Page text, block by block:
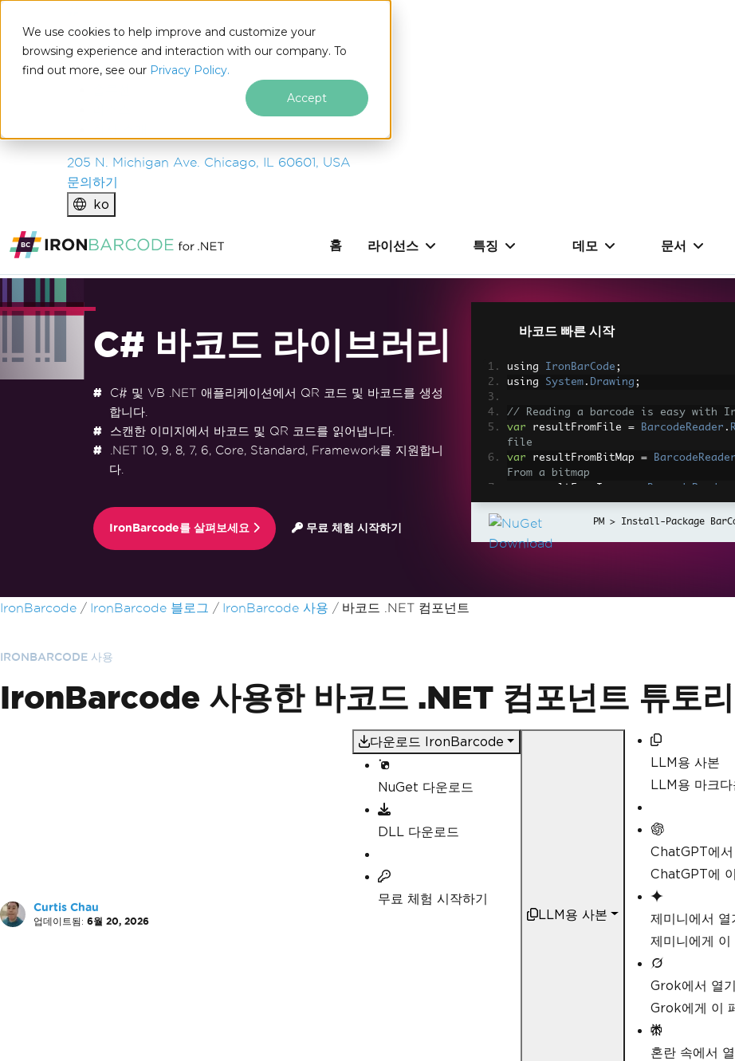
We use cookies to help improve and customize your
browsing experience and interaction with our company. To
find out more, see our Privacy Policy.
Accept
IRONSOFTWARE
제품
기업
205 N. Michigan Ave. Chicago, IL 60601, USA
문의하기
ko
홈 라이선스 특징 데모 문서
C# 바코드 라이브러리
C# 및 VB .NET 애플리케이션에서 QR 코드 및 바코드를 생성
합니다.
스캔한 이미지에서 바코드 및 QR 코드를 읽어냅니다.
.NET 10, 9, 8, 7, 6, Core, Standard, Framework를 지원합니
다.
IronBarcode를 살펴보세요 무료 체험 시작하기
바코드 빠른 시작
using IronBarCode ;
using
System. Drawing ;
// Reading a barcode is easy with
var resultFromFile = BarcodeReader .
file
var resultFromBitMap = BarcodeReader
From a bitmap
resultFromImage BarcodeReader
// From an image file
var resultFromPdf = BarcodeReader.
// Reader will stop scanning
to true)
ExpectMultipleBarcodes
// By default, all barcode
ExpectBarcodeTypes
// Utilize multiple threads to
true ,
// Maximum threads for
// Default is 4
= ,
// The area of each image
avoid noisy parts of the image
Rectangle(),
// Special setting for Code39
// If a Code39 barcode is
Install-Package
푸터 콘텐츠로 바로가기
IronBarcode IronBarcode 블로그 IronBarcode 사용 바코드 .NET 컴포넌트
IRONBARCODE 사용
IronBarcode 사용한 바코드 .NET 컴포넌트 튜토
Curtis Chau
업데이트됨: 6월 20, 2026
다운로드 IronBarcode
NuGet 다운로드
DLL 다운로드
무료 체험 시작하기
LLM용 사본
LLM용 사본
LLM용 마크
ChatGPT에서
ChatGPT에
제미니에서 열
제미니에게
Grok에서 열기
Grok에게 이
혼란 속에서